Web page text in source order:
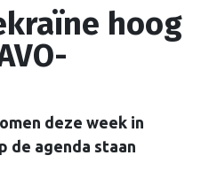
hoog
deze week in
de agenda staan